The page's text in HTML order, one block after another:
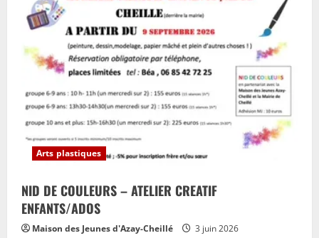
Arts plastiques
NID DE COULEURS – ATELIER CREATIF
ENFANTS/ADOS
Maison des Jeunes d'Azay-Cheillé 3 juin 2026